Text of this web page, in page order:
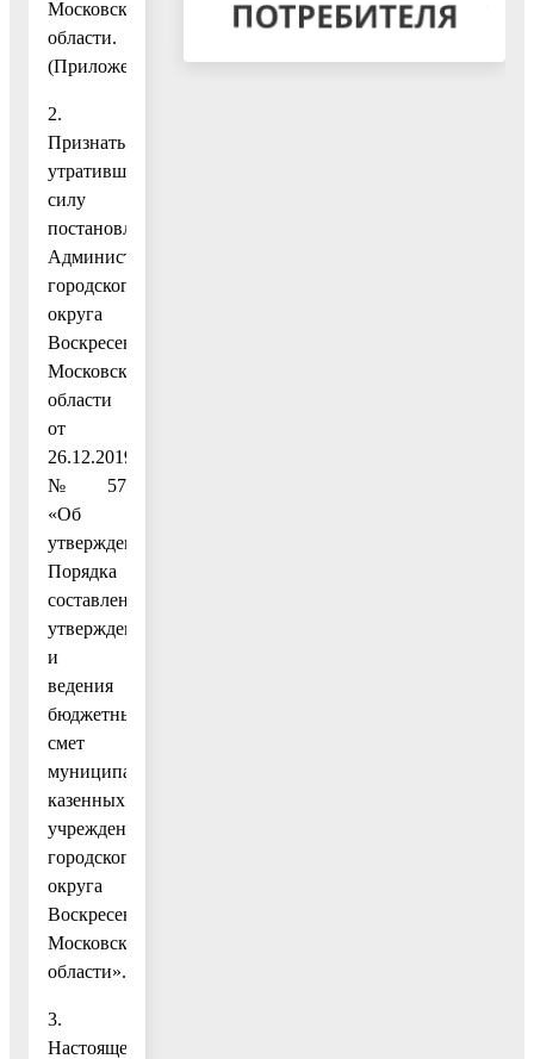
Московской
области.
(Приложение.)
2.
Признать
утратившим
силу
постановление
Администрации
городского
округа
Воскресенск
Московской
области
от
26.12.2019
№ 57
«Об
утверждении
Порядка
составления,
утверждения
и
ведения
бюджетных
смет
муниципальных
казенных
учреждений
городского
округа
Воскресенск
Московской
области».
3.
Настоящее